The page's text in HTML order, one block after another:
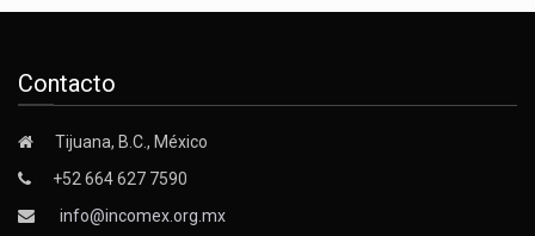
Contacto
Tijuana, B.C., México
+52 664 627 7590
info@incomex.org.mx